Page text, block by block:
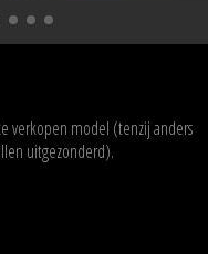
verkopen model (tenzij anders
uitgezonderd).